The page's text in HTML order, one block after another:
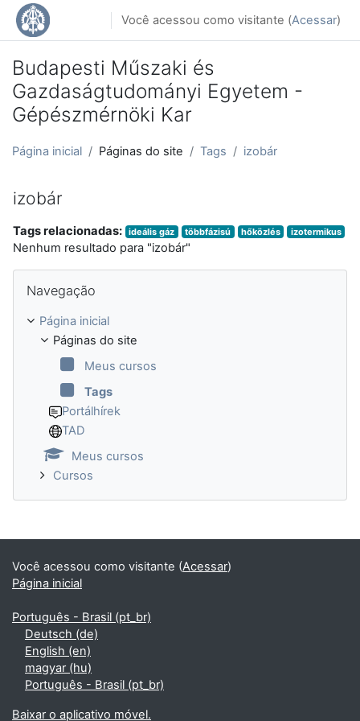
Ir para o conteúdo principal
Você acessou como visitante (Acessar)
Budapesti Műszaki és
Gazdaságtudományi Egyetem -
Gépészmérnöki Kar
Página inicial Páginas do site Tags izobár
izobár
Tags relacionadas: ideális gáz többfázisú hőközlés izotermikus
Nenhum resultado para "izobár"
Navegação
Página inicial
Páginas do site
Meus cursos
Tags
Portálhírek
TAD
Meus cursos
Cursos
Você acessou como visitante (Acessar)
Página inicial
Português - Brasil ‎(pt_br)‎
Deutsch ‎(de)‎
English ‎(en)‎
magyar ‎(hu)‎
Português - Brasil ‎(pt_br)‎
Baixar o aplicativo móvel.